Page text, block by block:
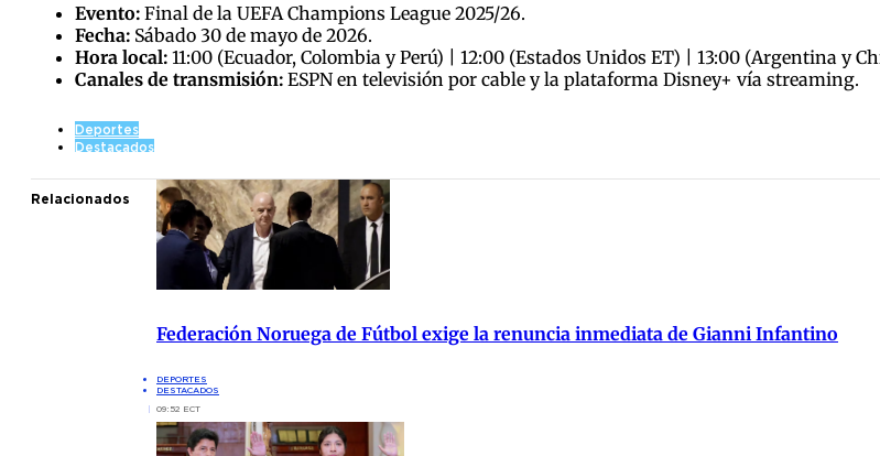
Evento: Final de la UEFA Champions League 2025/26.
Fecha: Sábado 30 de mayo de 2026.
Hora local: 11:00 (Ecuador, Colombia y Perú) | 12:00 (Estados Unidos ET) | 13:00 (Argentina y
Canales de transmisión: ESPN en televisión por cable y la plataforma Disney+ vía streaming.
Deportes
Destacados
Relacionados
Federación Noruega de Fútbol exige la renuncia inmediata de Gianni Infantino
DEPORTES
DESTACADOS
09:52 ECT